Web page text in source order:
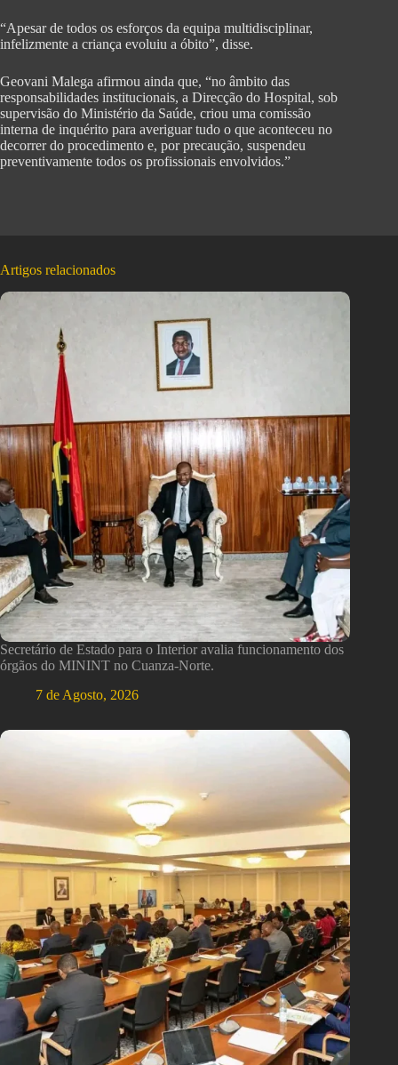
“Apesar de todos os esforços da equipa multidisciplinar,
infelizmente a criança evoluiu a óbito”, disse.
Geovani Malega afirmou ainda que, “no âmbito das
responsabilidades institucionais, a Direcção do Hospital, sob
supervisão do Ministério da Saúde, criou uma comissão
interna de inquérito para averiguar tudo o que aconteceu no
decorrer do procedimento e, por precaução, suspendeu
preventivamente todos os profissionais envolvidos.”
Artigos relacionados
Secretário de Estado para o Interior avalia funcionamento dos
órgãos do MININT no Cuanza-Norte.
7 de Agosto, 2026